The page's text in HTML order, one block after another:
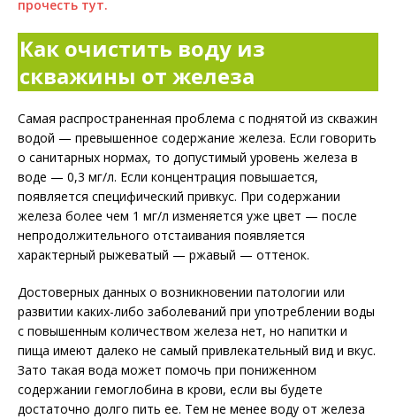
прочесть тут.
Как очистить воду из
скважины от железа
Самая распространенная проблема с поднятой из скважин
водой — превышенное содержание железа. Если говорить
о санитарных нормах, то допустимый уровень железа в
воде — 0,3 мг/л. Если концентрация повышается,
появляется специфический привкус. При содержании
железа более чем 1 мг/л изменяется уже цвет — после
непродолжительного отстаивания появляется
характерный рыжеватый — ржавый — оттенок.
Достоверных данных о возникновении патологии или
развитии каких-либо заболеваний при употреблении воды
с повышенным количеством железа нет, но напитки и
пища имеют далеко не самый привлекательный вид и вкус.
Зато такая вода может помочь при пониженном
содержании гемоглобина в крови, если вы будете
достаточно долго пить ее. Тем не менее воду от железа